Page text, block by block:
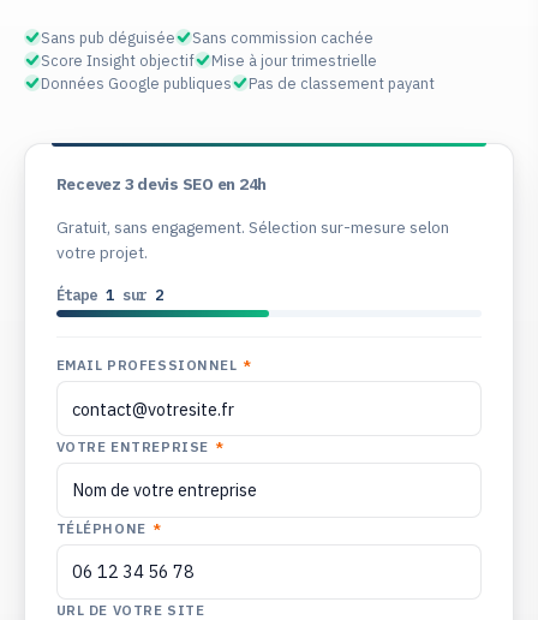
Sans pub déguisée
Sans commission cachée
Score Insight objectif
Mise à jour trimestrielle
Données Google publiques
Pas de classement payant
Recevez 3 devis SEO en 24h
Gratuit, sans engagement. Sélection sur-mesure selon
votre projet.
Étape 1sur 2
EMAIL PROFESSIONNEL *
VOTRE ENTREPRISE *
TÉLÉPHONE *
URL DE VOTRE SITE